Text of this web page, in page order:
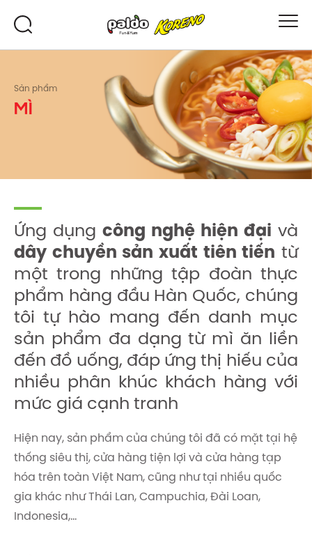
MÌ
Sản phẩm
Ứng dụng công nghệ hiện đại và
dây chuyền sản xuất tiên tiến từ
một trong những tập đoàn thực
phẩm hàng đầu Hàn Quốc, chúng
tôi tự hào mang đến danh mục
sản phẩm đa dạng từ mì ăn liền
đến đồ uống, đáp ứng thị hiếu của
nhiều phân khúc khách hàng với
mức giá cạnh tranh
Hiện nay, sản phẩm của chúng tôi đã có mặt tại hệ
thống siêu thị, cửa hàng tiện lợi và cửa hàng tạp
hóa trên toàn Việt Nam, cũng như tại nhiều quốc
gia khác như Thái Lan, Campuchia, Đài Loan,
Indonesia,...